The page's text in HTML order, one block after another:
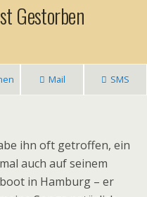
Gestorben
Mail SMS
ihn oft getroffen, ein
auch auf seinem
in Hamburg – er